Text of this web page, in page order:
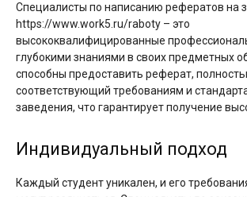
Специалисты по написанию рефератов на
https://www.work5.ru/raboty – это
высококвалифицированные
глубокими знаниями в своих предметных
способны предоставить реферат,
соответствующий требованиям и
заведения, что гарантирует получение
Индивидуальный подход
Каждый студент уникален, и его